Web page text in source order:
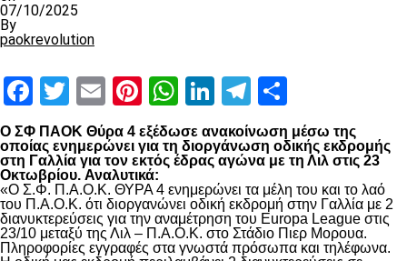
07/10/2025
By
paokrevolution
Facebook
Twitter
EmailPinterest
WhatsApp
LinkedIn
Telegram
Ο ΣΦ ΠΑΟΚ Θύρα 4 εξέδωσε ανακοίνωση μέσω της
οποίας ενημερώνει για τη διοργάνωση οδικής εκδρομής
στη Γαλλία για τον εκτός έδρας αγώνα με τη Λιλ στις 23
Οκτωβρίου. Αναλυτικά:
«Ο Σ.Φ. Π.Α.Ο.Κ. ΘΥΡΑ 4 ενημερώνει τα μέλη του και το λαό
του Π.Α.Ο.Κ. ότι διοργανώνει οδική εκδρομή στην Γαλλία με 2
διανυκτερεύσεις για την αναμέτρηση του Europa League στις
23/10 μεταξύ της Λιλ – Π.Α.Ο.Κ. στο Στάδιο Πιερ Μορουα.
Πληροφορίες εγγραφές στα γνωστά πρόσωπα και τηλέφωνα.